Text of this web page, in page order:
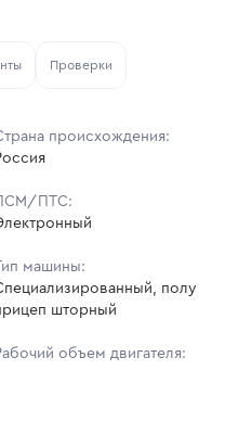
торги
₽
Проверки
происхождения:
ПСМ/ПТС:
Тип машины:
полу
шторный
объем двигателя: